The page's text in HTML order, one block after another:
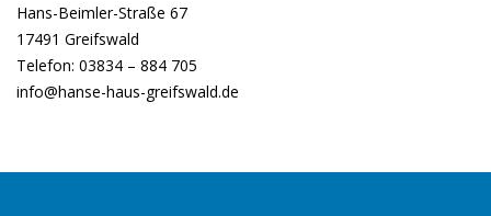
Hans-Beimler-Straße 67
17491 Greifswald
Telefon: 03834 – 884 705
info@hanse-haus-greifswald.de